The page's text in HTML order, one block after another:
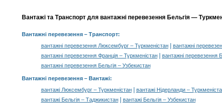
Вантажі та Транспорт для вантажні перевезення Бельгія —
Вантажні перевезення– Транспорт:
вантажні перевезення Люксембург – Туркменістан|
вантажні
вантажні перевезення Франція – Туркменістан|
вантажні перевезення
вантажні перевезення Бельгія – Узбекистан
Вантажні перевезення – Вантажі:
вантажі Люксембург – Туркменістан|
вантажі Нідерланди –
вантажі Бельгія – Таджикистан| вантажі Бельгія – Узбекистан